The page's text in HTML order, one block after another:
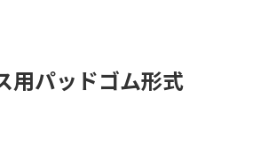
用パッドゴム形式